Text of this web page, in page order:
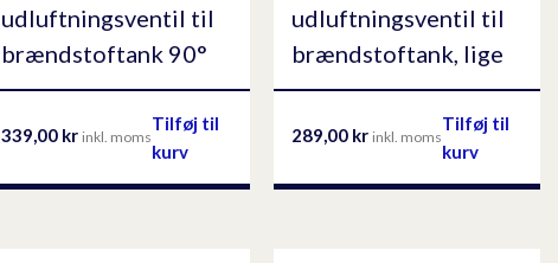
udluftningsventil til
brændstoftank 90°
339,00 kr inkl. moms
Tilføj til
kurv
udluftningsventil til
brændstoftank, lige
289,00 kr inkl. moms
Tilføj til
kurv